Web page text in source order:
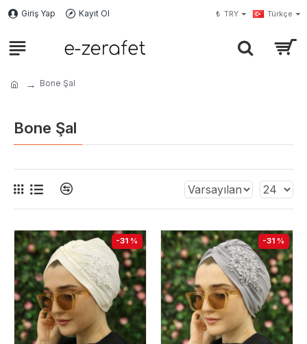
Giriş Yap Kayıt Ol ₺ TRY Türkçe
Bone Şal
Bone Şal
-31 % -31 %